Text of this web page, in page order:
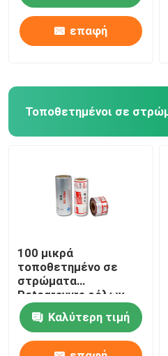
επαφή
100 μικρά
τοποθετημένο σε
στρώματα
Rotogravure ρόλων
συσκευασίας που
τυπώνει το
φυλλόμορφο ρόλο
ταινιών
Καλύτερη τιμή